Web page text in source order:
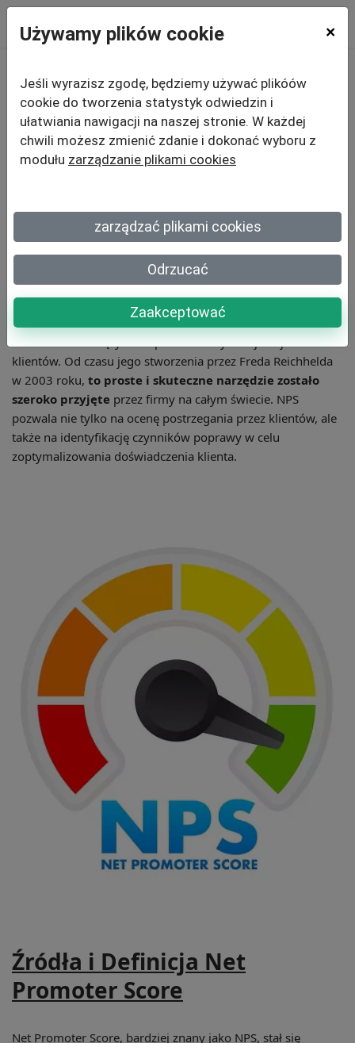
Rozkodowanie Net
Promoter Score:
Przyszłe
Oddziaływanie
Net Promoter Score (NPS)
stało się jednym z kluczowych
wskaźników służących do pomiaru satysfakcji i lojalności
klientów. Od czasu jego stworzenia przez Freda Reichhelda
w 2003 roku, to proste i skuteczne narzędzie zostało
szeroko przyjęte przez firmy na całym świecie. NPS
pozwala nie tylko na ocenę postrzegania przez klientów, ale
także na identyfikację czynników poprawy w celu
zoptymalizowania doświadczenia klienta.
Źródła i Definicja Net
Promoter Score
Net Promoter Score, bardziej znany jako NPS, stał się
Używamy plików cookie ×
Jeśli wyrazisz zgodę, będziemy używać plikóów
cookie do tworzenia statystyk odwiedzin i
ułatwiania nawigacji na naszej stronie. W każdej
chwili możesz zmienić zdanie i dokonać wyboru z
modułu zarządzanie plikami cookies
zarządzać plikami cookies
Odrzucać
Zaakceptować